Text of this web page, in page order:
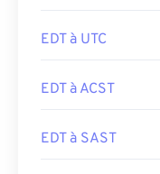
EDT à UTC
EDT à ACST
EDT à SAST